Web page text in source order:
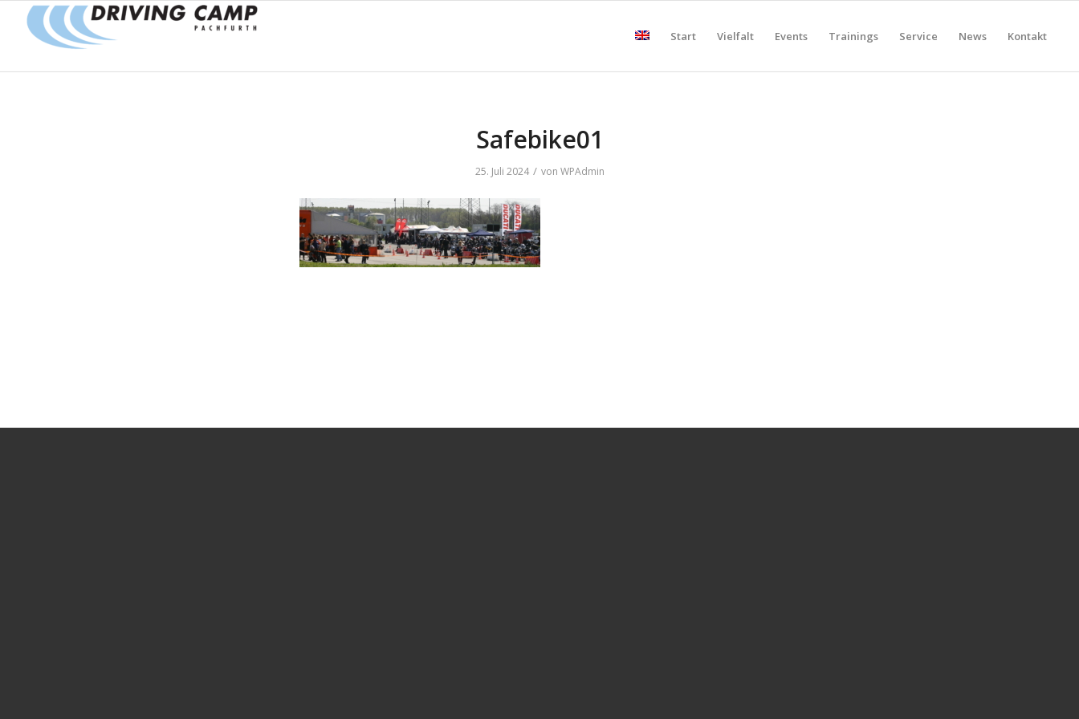
Start Vielfalt Events Trainings Service News Kontakt
Safebike01
25. Juli 2024 / von WPAdmin